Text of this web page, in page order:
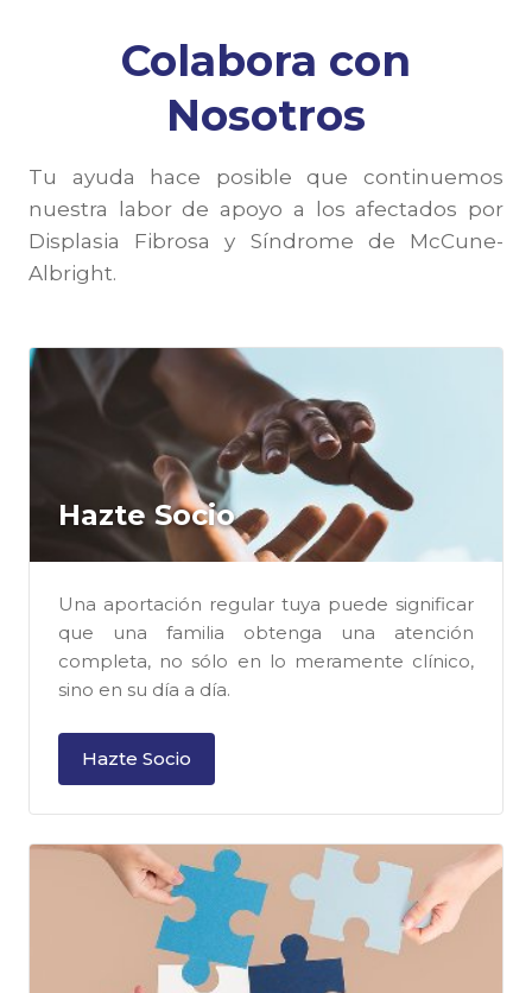
Colabora con
Nosotros
Tu ayuda hace posible que continuemos
nuestra labor de apoyo a los afectados por
Displasia Fibrosa y Síndrome de McCune-
Albright.
Hazte Socio
Una aportación regular tuya puede significar
que una familia obtenga una atención
completa, no sólo en lo meramente clínico,
sino en su día a día.
Hazte Socio